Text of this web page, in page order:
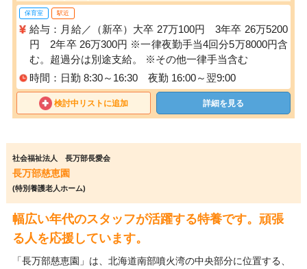
保育室 駅近
給与：月給／（新卒）大卒 27万100円 3年卒 26万5200
円 2年卒 26万300円 ※一律夜勤手当4回分5万8000円含
む。超過分は別途支給。 ※その他一律手当含む
時間：日勤 8:30～16:30 夜勤 16:00～翌9:00
検討中リストに追加 詳細を見る
社会福祉法人 長万部長愛会
長万部慈恵園
(特別養護老人ホーム)
幅広い年代のスタッフが活躍する特養です。頑張
る人を応援しています。
「長万部慈恵園」は、北海道南部噴火湾の中央部分に位置する、